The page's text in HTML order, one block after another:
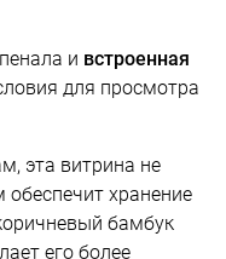
и встроенная
для просмотра
эта витрина не
хранение
бамбук
его более